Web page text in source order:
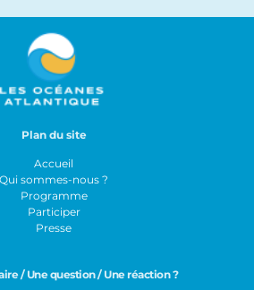
Plan du site
Accueil
Qui sommes-nous ?
Programme
Participer
Presse
/ Une question / Une réaction ?